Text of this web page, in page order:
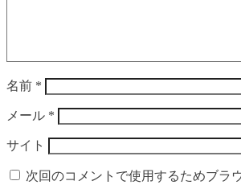
名前 *
メール *
サイト
次回のコメントで使用するためブラ